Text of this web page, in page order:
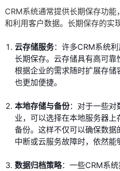
CRM系统通常提供长期保存功
和利用客户数据。长期保存的实
云存储服务：许多CRM系统
长期保存。云存储具有高可
根据企业的需求随时扩展存
也更加便捷。
本地存储与备份：对于一些对
业，可以选择在本地服务器
备份。这样不仅可以确保数
中断或云服务故障时，依然能
数据归档策略：一些CRM系